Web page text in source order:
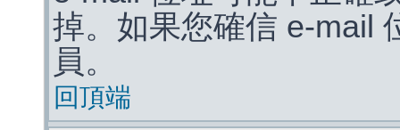
掉。如果您確信 e-mail
員。
回頂端